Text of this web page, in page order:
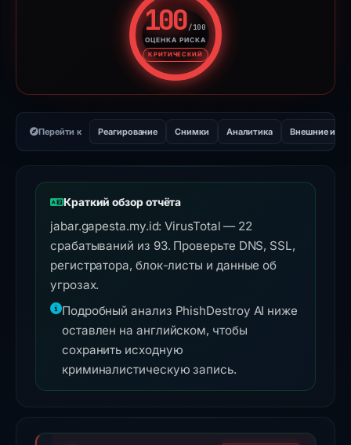
100/100
ОЦЕНКА РИСКА
КРИТИЧЕСКИЙ
Оценка риска: 100 из 100.
Перейти к Реагирование Снимки Аналитика Внешние
Краткий обзор отчёта
jabar.gapesta.my.id: VirusTotal — 22
срабатываний из 93. Проверьте DNS, SSL,
регистратора, блок-листы и данные об
угрозах.
Подробный анализ PhishDestroy AI ниже
оставлен на английском, чтобы
сохранить исходную
криминалистическую запись.